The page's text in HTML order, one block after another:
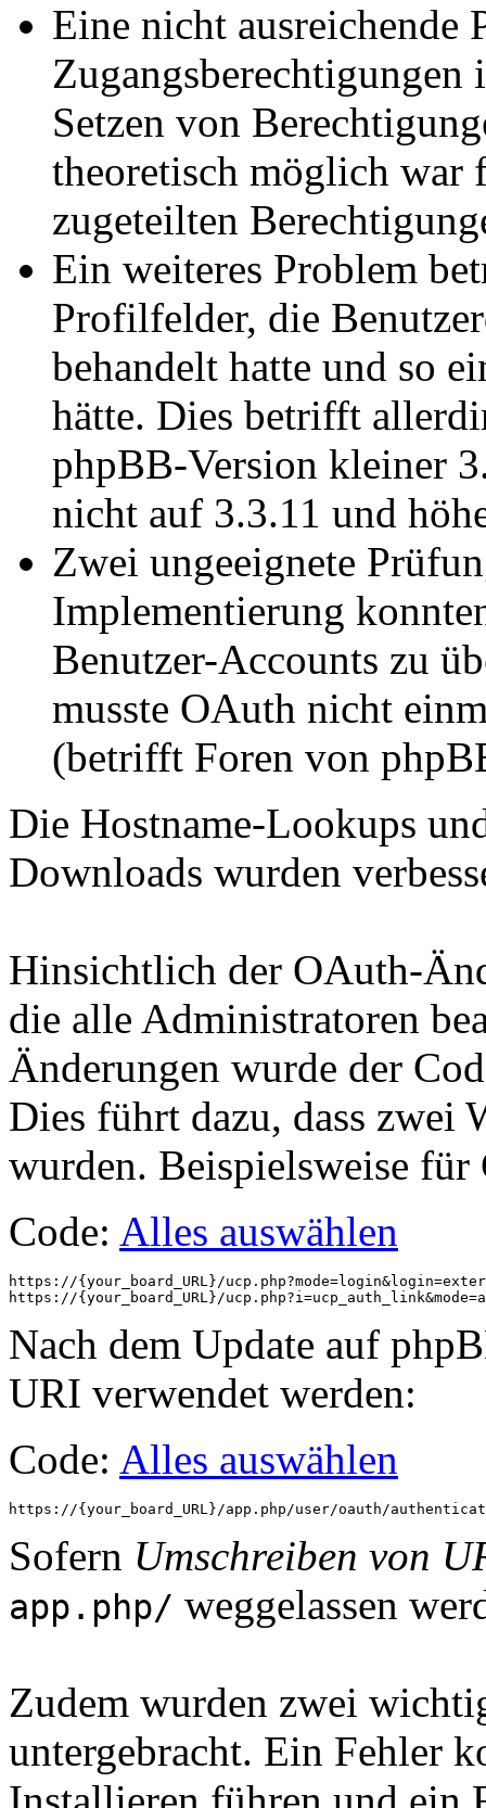
Eine nicht ausreichende
Setzen von
theoretisch möglich war
zugeteilten
Ein weiteres Problem
Profilfelder, die
behandelt hatte und so
hätte. Dies betrifft
phpBB-Version kleiner
nicht auf 3.3.11 und
Zwei ungeeignete
Implementierung
Benutzer-Accounts zu
musste OAuth nicht
(betrifft Foren von
Die Hostname-Lookups
Downloads wurden
Hinsichtlich der OAuth-
die alle Administratoren
Änderungen wurde der
Dies führt dazu, dass zwei
wurden. Beispielsweise für
Code: Alles auswählen
https://{your_board_URL}/
https://{your_board_URL}/
Nach dem Update auf
URI verwendet werden:
Code: Alles auswählen
https://{your_board_URL}/app.php/user/oauth/
Sofern Umschreiben von
app.php/ weggelassen
Zudem wurden zwei
untergebracht. Ein Fehler